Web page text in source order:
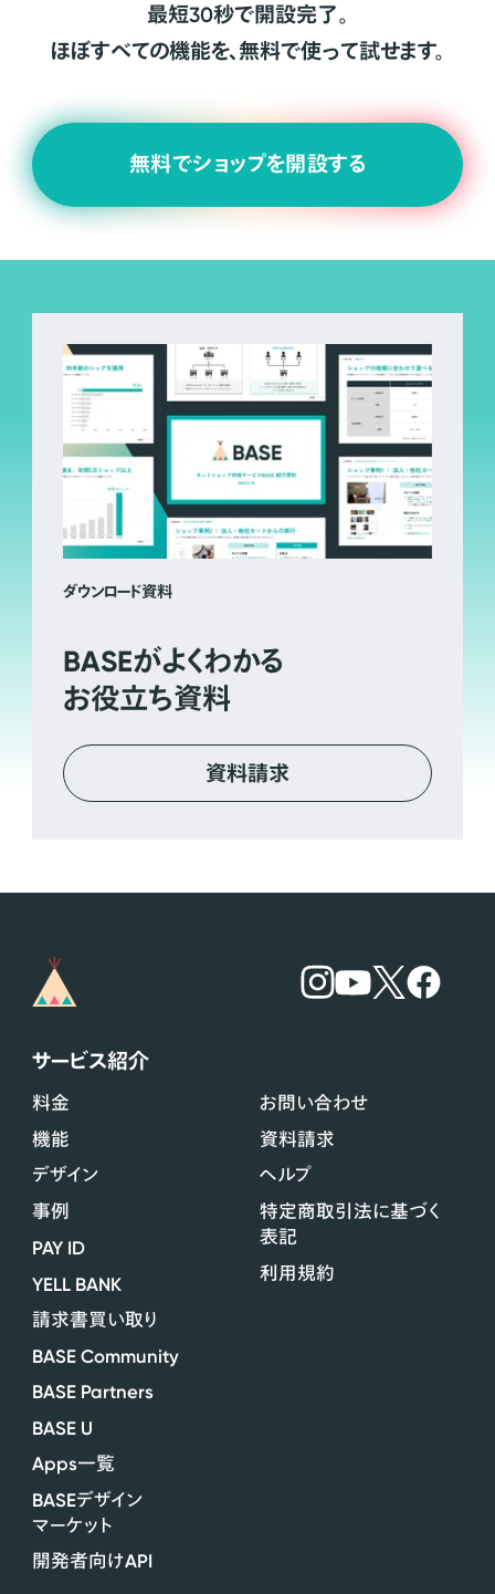
最短30秒で開設完了。
ほぼすべての機能を、無料で使って試せます。
無料でショップを開設する
ダウンロード資料
BASEがよくわかる
お役立ち資料
資料請求
サービス紹介
料金
機能
デザイン
事例
PAY ID
YELL BANK
請求書買い取り
BASE Community
BASE Partners
BASE U
Apps一覧
BASEデザイン
マーケット
開発者向けAPI
お問い合わせ
資料請求
ヘルプ
特定商取引法に基づく
表記
利用規約